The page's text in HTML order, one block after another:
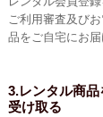
ご利用審査及び
品をご自宅にお届
3.レンタル商品
受け取る